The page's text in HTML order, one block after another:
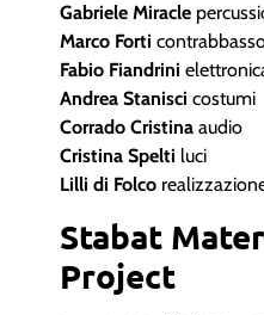
Gabriele Miracle
Marco Forti
Fabio Fiandrini
Andrea Stanisci costumi
Corrado Cristina audio
Cristina Spelti luci
Lilli di Folco
Stabat
Project